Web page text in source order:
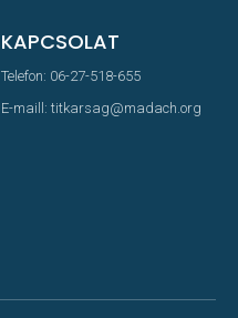
KAPCSOLAT
Telefon: 06-27-518-655
E-maill: titkarsag@madach.org